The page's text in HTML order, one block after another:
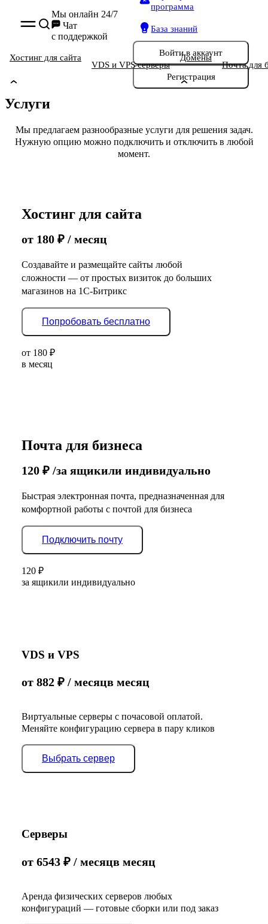
Мы онлайн 24/7
Чат
с поддержкой
программа
База знаний
Войтив аккаунт
Регистрация
Хостинг для сайта
VDS и VPS серверы
Домены
Почта для
Услуги
Мы предлагаем разнообразные услуги для решения задач.
Нужную опцию можно подключить и отключить в любой
момент.
Хостинг для сайта
от 180 ₽ / месяц
Создавайте и размещайте сайты любой
сложности — от простых визиток до больших
магазинов на 1С-Битрикс
Попробовать бесплатно
от 180 ₽
в месяц
Почта для бизнеса
120 ₽ /за ящикили индивидуально
Быстрая электронная почта, предназначенная для
комфортной работы с почтой для бизнеса
Подключить почту
120 ₽
за ящикили индивидуально
VDS и VPS
Виртуальные серверы с почасовой оплатой.
Меняйте конфигурацию сервера в пару кликов
от 882 ₽ / месяцв месяц
Выбрать сервер
Серверы
Аренда физических серверов любых
конфигураций — готовые сборки или под заказ
от 6543 ₽ / месяцв месяц